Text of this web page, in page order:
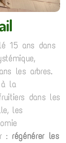
15 ans dans
les arbres.
à la
dans les
les
: régénérer les